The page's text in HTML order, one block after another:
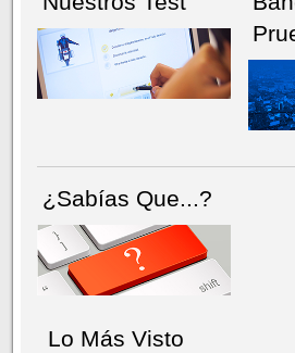
¿Sabías Que...?
Lo Más Visto